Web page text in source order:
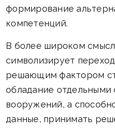
формирование
компетенций.
В более широком
символизирует
решающим фактором
обладание отдельными
вооружений, а
данные, принимать